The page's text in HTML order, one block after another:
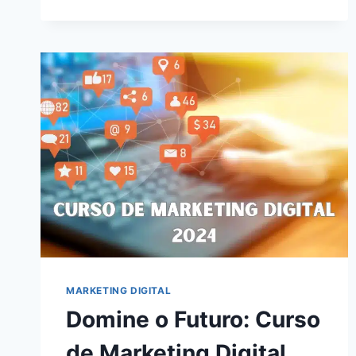
COMO
ALCANÇAR
A
INDEPENDÊNCIA
FINANCEIRA
ONLINE
MARKETING DIGITAL
Domine o Futuro: Curso